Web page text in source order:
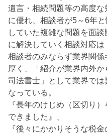
遺言・相続問題等の高度な
に優れ、相談者が5～6年
していた複雑な問題を面
に解決していく相談対応は
相談者のみならず業界関
厚く、「紹介が業界内外か
司法書士」として業界では
なっている。
『長年のけじめ（区切り
できました』、
『後々にかかりそうな税